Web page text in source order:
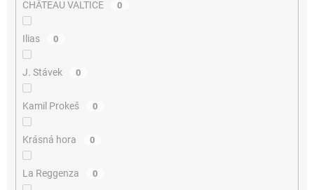
CHÂTEAU VALTICE 0
Ilias 0
J. Stávek 0
Kamil Prokeš 0
Krásná hora 0
La Reggenza 0